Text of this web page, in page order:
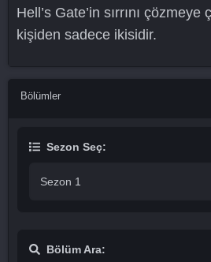
Hell’s Gate’in sırrını çözmeye
kişiden sadece ikisidir.
Bölümler
Sezon Seç:
Sezon 1
Bölüm Ara: